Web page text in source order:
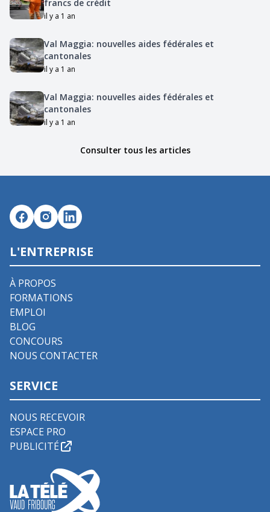
francs de crédit
il y a 1 an
Val Maggia: nouvelles aides fédérales et
cantonales
il y a 1 an
Val Maggia: nouvelles aides fédérales et
cantonales
il y a 1 an
Consulter tous les articles
L'ENTREPRISE
À PROPOS
FORMATIONS
EMPLOI
BLOG
CONCOURS
NOUS CONTACTER
SERVICE
NOUS RECEVOIR
ESPACE PRO
PUBLICITÉ